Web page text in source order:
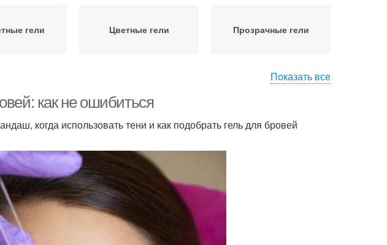
гели Цветные гели Прозрачные гели
гель Кремовый гель
гель Коричневый гель
Показать все
как не ошибиться
когда использовать тени и как подобрать гель для бровей